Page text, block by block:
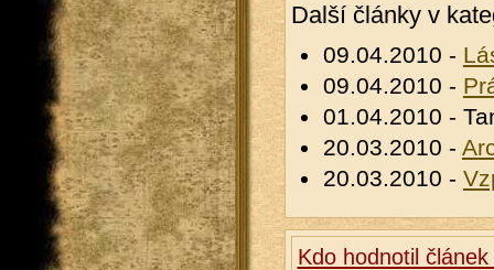
Další články v
09.04.2010 -
09.04.2010 -
01.04.2010 -
20.03.2010 -
20.03.2010 -
Kdo hodnotil